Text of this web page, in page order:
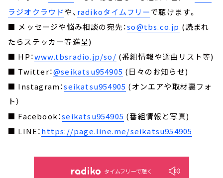
ラジオクラウドや、 radikoタイムフリーで聴けます。
■ メッセージや悩み相談の宛先：so@tbs.co.jp (読まれ
たらステッカー等進呈)
■ HP：www.tbsradio.jp/so/ (番組情報や選曲リスト等)
■ Twitter：@seikatsu954905 (日々のお知らせ)
■ Instagram：seikatsu954905 (オンエアや取材裏フォ
ト）
■ Facebook：seikatsu954905 (番組情報と写真)
■ LINE：https://page.line.me/seikatsu954905
タイムフリーで聴く